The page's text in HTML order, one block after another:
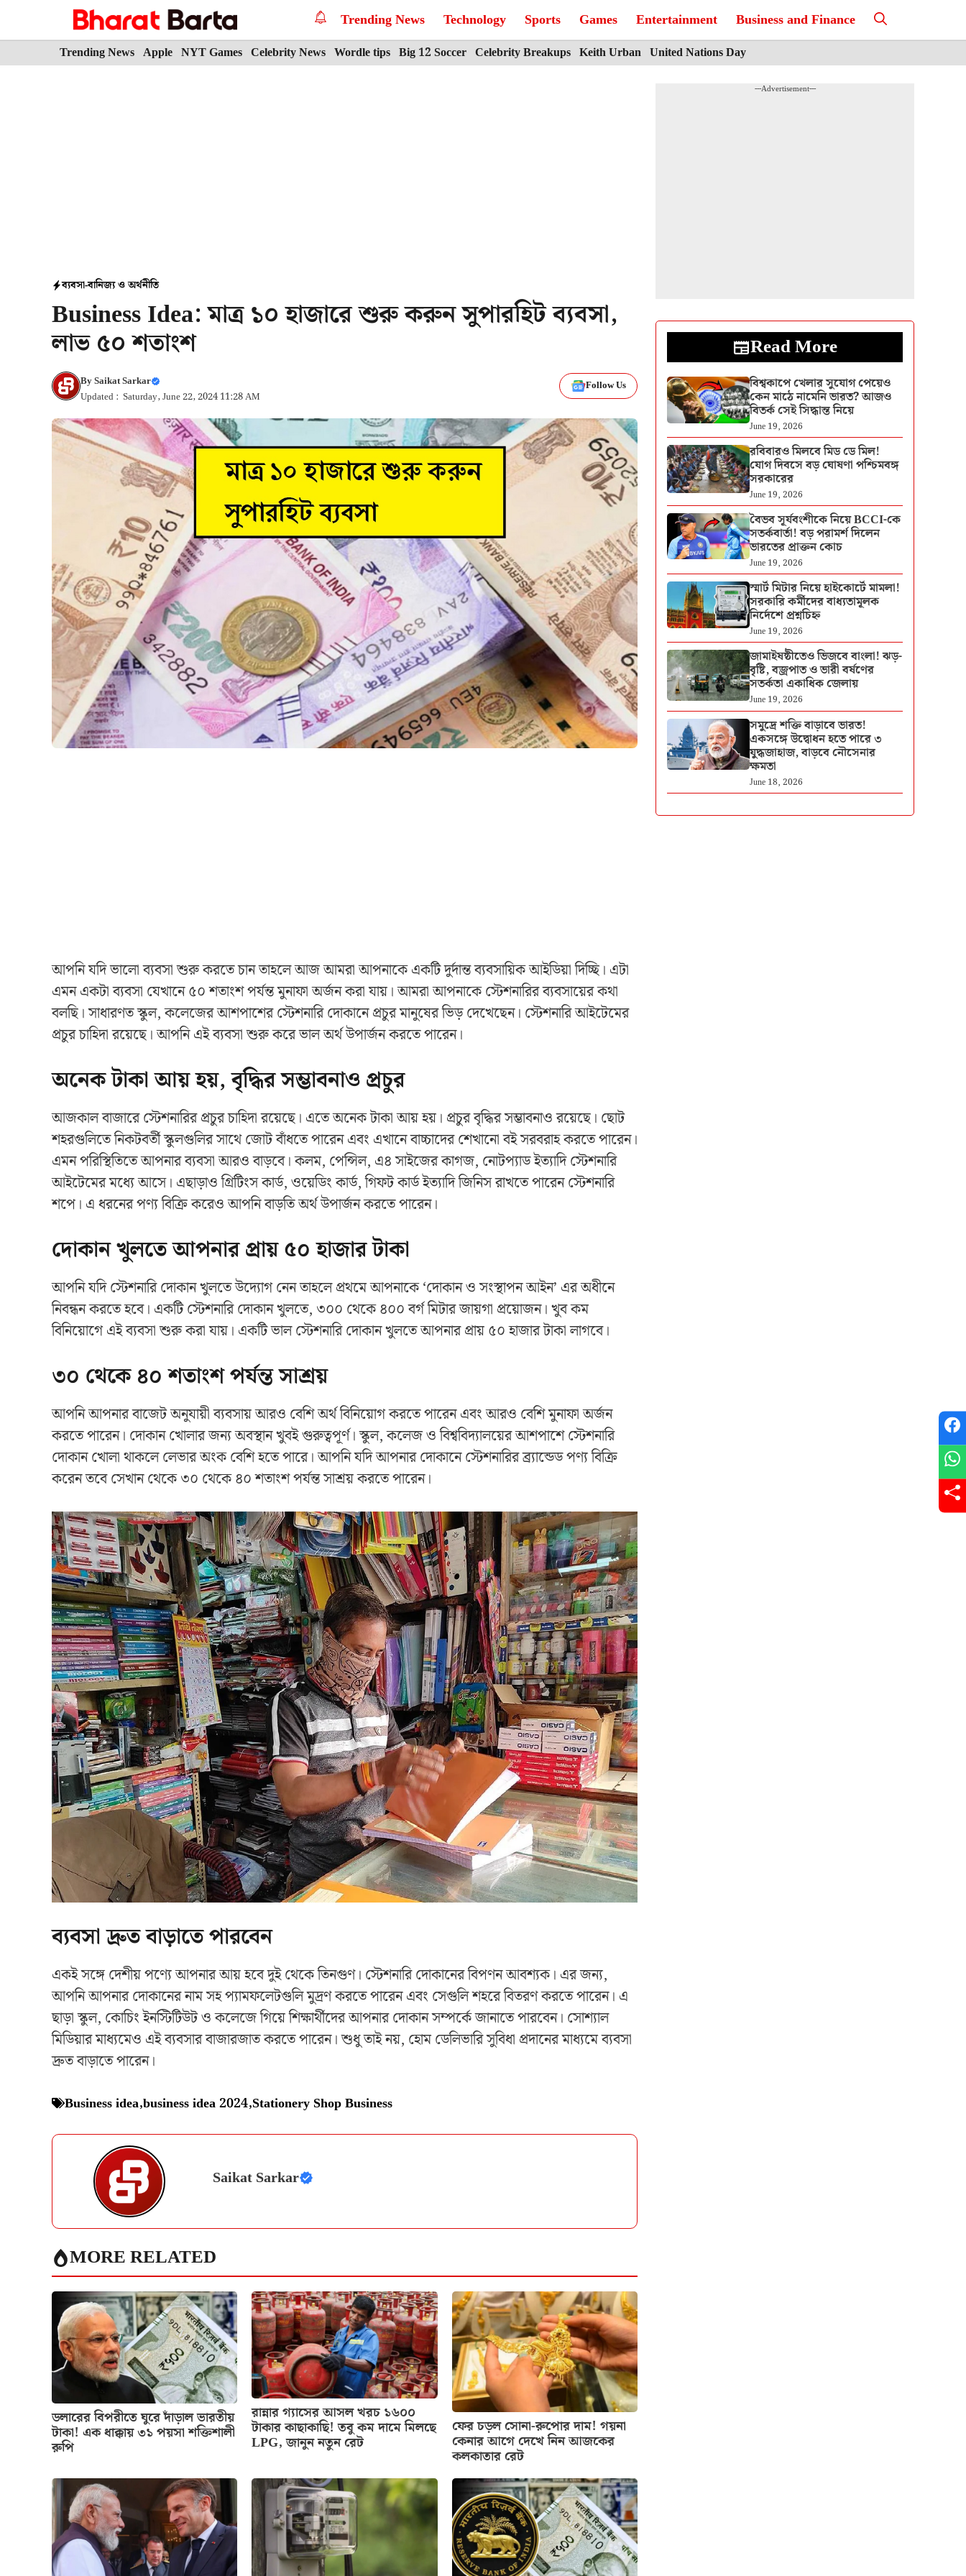
Trending News Technology Sports Games Entertainment Business and Finance
Trending News Apple NYT Games Celebrity News Wordle tips Big 12 Soccer Celebrity Breakups Keith Urban United Nations Day
ব্যবসা-বানিজ্য ও অর্থনীতি
Business Idea: মাত্র ১০ হাজারে শুরু করুন সুপারহিট ব্যবসা,
লাভ ৫০ শতাংশ
BySaikat Sarkar
Updated : Saturday, June 22, 2024 11:28 AM
Follow Us
আপনি যদি ভালো ব্যবসা শুরু করতে চান তাহলে আজ আমরা আপনাকে একটি দুর্দান্ত ব্যবসায়িক আইডিয়া দিচ্ছি। এটা
এমন একটা ব্যবসা যেখানে ৫০ শতাংশ পর্যন্ত মুনাফা অর্জন করা যায়। আমরা আপনাকে স্টেশনারির ব্যবসায়ের কথা
বলছি। সাধারণত স্কুল, কলেজের আশপাশের স্টেশনারি দোকানে প্রচুর মানুষের ভিড় দেখেছেন। স্টেশনারি আইটেমের
প্রচুর চাহিদা রয়েছে। আপনি এই ব্যবসা শুরু করে ভাল অর্থ উপার্জন করতে পারেন।
অনেক টাকা আয় হয়, বৃদ্ধির সম্ভাবনাও প্রচুর
আজকাল বাজারে স্টেশনারির প্রচুর চাহিদা রয়েছে। এতে অনেক টাকা আয় হয়। প্রচুর বৃদ্ধির সম্ভাবনাও রয়েছে। ছোট
শহরগুলিতে নিকটবর্তী স্কুলগুলির সাথে জোট বাঁধতে পারেন এবং এখানে বাচ্চাদের শেখানো বই সরবরাহ করতে পারেন।
এমন পরিস্থিতিতে আপনার ব্যবসা আরও বাড়বে। কলম, পেন্সিল, এ৪ সাইজের কাগজ, নোটপ্যাড ইত্যাদি স্টেশনারি
আইটেমের মধ্যে আসে। এছাড়াও গ্রিটিংস কার্ড, ওয়েডিং কার্ড, গিফট কার্ড ইত্যাদি জিনিস রাখতে পারেন স্টেশনারি
শপে। এ ধরনের পণ্য বিক্রি করেও আপনি বাড়তি অর্থ উপার্জন করতে পারেন।
দোকান খুলতে আপনার প্রায় ৫০ হাজার টাকা
আপনি যদি স্টেশনারি দোকান খুলতে উদ্যোগ নেন তাহলে প্রথমে আপনাকে ‘দোকান ও সংস্থাপন আইন’ এর অধীনে
নিবন্ধন করতে হবে। একটি স্টেশনারি দোকান খুলতে, ৩০০ থেকে ৪০০ বর্গ মিটার জায়গা প্রয়োজন। খুব কম
বিনিয়োগে এই ব্যবসা শুরু করা যায়। একটি ভাল স্টেশনারি দোকান খুলতে আপনার প্রায় ৫০ হাজার টাকা লাগবে।
৩০ থেকে ৪০ শতাংশ পর্যন্ত সাশ্রয়
আপনি আপনার বাজেট অনুযায়ী ব্যবসায় আরও বেশি অর্থ বিনিয়োগ করতে পারেন এবং আরও বেশি মুনাফা অর্জন
করতে পারেন। দোকান খোলার জন্য অবস্থান খুবই গুরুত্বপূর্ণ। স্কুল, কলেজ ও বিশ্ববিদ্যালয়ের আশপাশে স্টেশনারি
দোকান খোলা থাকলে লেভার অংক বেশি হতে পারে। আপনি যদি আপনার দোকানে স্টেশনারির ব্র্যান্ডেড পণ্য বিক্রি
করেন তবে সেখান থেকে ৩০ থেকে ৪০ শতাংশ পর্যন্ত সাশ্রয় করতে পারেন।
ব্যবসা দ্রুত বাড়াতে পারবেন
একই সঙ্গে দেশীয় পণ্যে আপনার আয় হবে দুই থেকে তিনগুণ। স্টেশনারি দোকানের বিপণন আবশ্যক। এর জন্য,
আপনি আপনার দোকানের নাম সহ প্যামফলেটগুলি মুদ্রণ করতে পারেন এবং সেগুলি শহরে বিতরণ করতে পারেন। এ
ছাড়া স্কুল, কোচিং ইনস্টিটিউট ও কলেজে গিয়ে শিক্ষার্থীদের আপনার দোকান সম্পর্কে জানাতে পারবেন। সোশ্যাল
মিডিয়ার মাধ্যমেও এই ব্যবসার বাজারজাত করতে পারেন। শুধু তাই নয়, হোম ডেলিভারি সুবিধা প্রদানের মাধ্যমে ব্যবসা
দ্রুত বাড়াতে পারেন।
Business idea,business idea 2024,Stationery Shop Business
Saikat Sarkar
MORE RELATED
ডলারের বিপরীতে ঘুরে দাঁড়াল ভারতীয়
টাকা! এক ধাক্কায় ৩১ পয়সা শক্তিশালী
রুপি
রান্নার গ্যাসের আসল খরচ ১৬০০
টাকার কাছাকাছি! তবু কম দামে মিলছে
LPG, জানুন নতুন রেট
ফের চড়ল সোনা-রুপোর দাম! গয়না
কেনার আগে দেখে নিন আজকের
কলকাতার রেট
---Advertisement---
Read More
বিশ্বকাপে খেলার সুযোগ পেয়েও
কেন মাঠে নামেনি ভারত? আজও
বিতর্ক সেই সিদ্ধান্ত নিয়ে
June 19, 2026
রবিবারও মিলবে মিড ডে মিল!
যোগ দিবসে বড় ঘোষণা পশ্চিমবঙ্গ
সরকারের
June 19, 2026
বৈভব সূর্যবংশীকে নিয়ে BCCI-কে
সতর্কবার্তা! বড় পরামর্শ দিলেন
ভারতের প্রাক্তন কোচ
June 19, 2026
স্মার্ট মিটার নিয়ে হাইকোর্টে মামলা!
সরকারি কর্মীদের বাধ্যতামূলক
নির্দেশে প্রশ্নচিহ্ন
June 19, 2026
জামাইষষ্ঠীতেও ভিজবে বাংলা! ঝড়-
বৃষ্টি, বজ্রপাত ও ভারী বর্ষণের
সতর্কতা একাধিক জেলায়
June 19, 2026
সমুদ্রে শক্তি বাড়াবে ভারত!
একসঙ্গে উদ্বোধন হতে পারে ৩
যুদ্ধজাহাজ, বাড়বে নৌসেনার
ক্ষমতা
June 18, 2026